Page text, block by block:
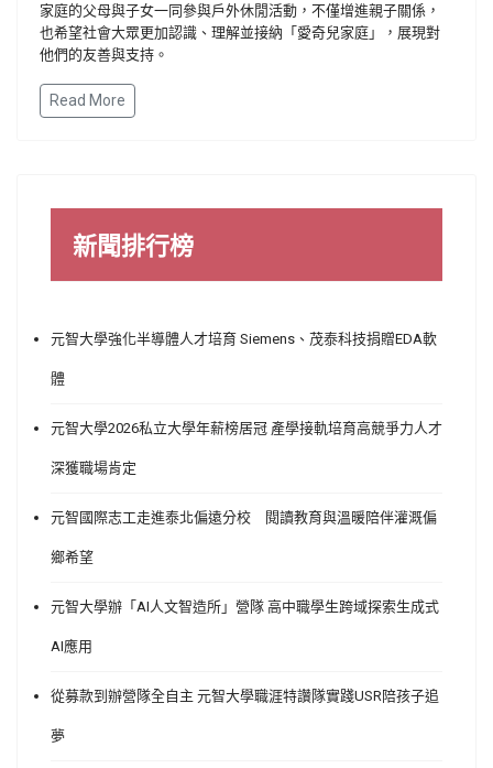
家庭的父母與子女一同參與戶外休閒活動，不僅增進親子關係，
也希望社會大眾更加認識、理解並接納「愛奇兒家庭」，展現對
他們的友善與支持。
Read More
新聞排行榜
元智大學強化半導體人才培育 Siemens、茂泰科技捐贈EDA軟
體
元智大學2026私立大學年薪榜居冠 產學接軌培育高競爭力人才
深獲職場肯定
元智國際志工走進泰北偏遠分校 閱讀教育與溫暖陪伴灌溉偏
鄉希望
元智大學辦「AI人文智造所」營隊 高中職學生跨域探索生成式
AI應用
從募款到辦營隊全自主 元智大學職涯特讚隊實踐USR陪孩子追
夢